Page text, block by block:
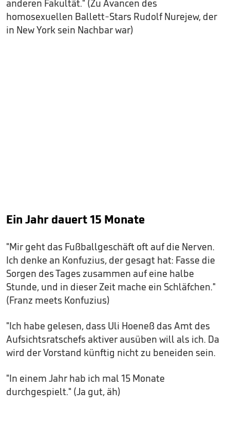
anderen Fakultät." (Zu Avancen des
homosexuellen Ballett-Stars Rudolf Nurejew, der
in New York sein Nachbar war)
Ein Jahr dauert 15 Monate
"Mir geht das Fußballgeschäft oft auf die Nerven.
Ich denke an Konfuzius, der gesagt hat: Fasse die
Sorgen des Tages zusammen auf eine halbe
Stunde, und in dieser Zeit mache ein Schläfchen."
(Franz meets Konfuzius)
"Ich habe gelesen, dass Uli Hoeneß das Amt des
Aufsichtsratschefs aktiver ausüben will als ich. Da
wird der Vorstand künftig nicht zu beneiden sein.
"In einem Jahr hab ich mal 15 Monate
durchgespielt." (Ja gut, äh)